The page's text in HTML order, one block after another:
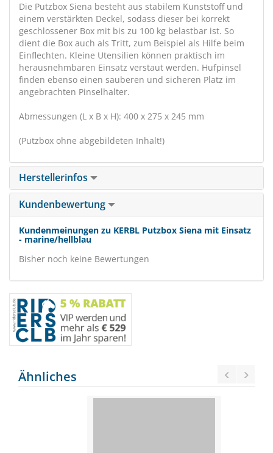
Die Putzbox Siena besteht aus stabilem Kunststoff und
einem verstärkten Deckel, sodass dieser bei korrekt
geschlossener Box mit bis zu 100 kg belastbar ist. So
dient die Box auch als Tritt, zum Beispiel als Hilfe beim
Einflechten. Kleine Utensilien können praktisch im
herausnehmbaren Einsatz verstaut werden. Hufpinsel
finden ebenso einen sauberen und sicheren Platz im
angebrachten Pinselhalter.
Abmessungen (L x B x H): 400 x 275 x 245 mm
(Putzbox ohne abgebildeten Inhalt!)
Herstellerinfos
Kundenbewertung
Kundenmeinungen zu KERBL Putzbox Siena mit Einsatz
- marine/hellblau
Bisher noch keine Bewertungen
Ähnliches